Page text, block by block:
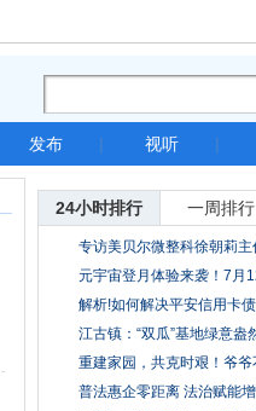
发布 | 视听 |
24小时排行 一周排行
专访美贝尔微整科徐朝莉
级沟
元宇宙登月体验来袭！7月
物
解析!如何解决平安信用卡
江古镇：“双瓜”基地绿意盎
重建家园，共克时艰！爷
鄂灾
普法惠企零距离 法治赋能